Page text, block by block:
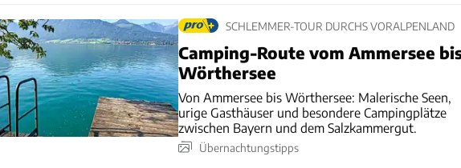
SCHLEMMER-TOUR DURCHS VORALPENLAND
Camping-Route vom Ammersee
Wörthersee
Von Ammersee bis Wörthersee: Malerische Seen,
urige Gasthäuser und besondere Campingplätze
zwischen Bayern und dem Salzkammergut.
Übernachtungstipps